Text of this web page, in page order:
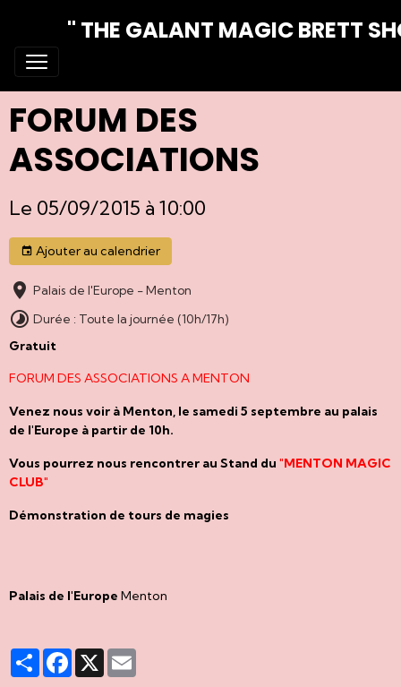
" THE GALANT MAGIC BRETT
FORUM DES
ASSOCIATIONS
Le 05/09/2015 à 10:00
Ajouter au calendrier
Palais de l'Europe - Menton
Durée : Toute la journée (10h/17h)
Gratuit
FORUM DES ASSOCIATIONS A MENTON
Venez nous voir à Menton, le samedi 5 septembre au palais
de l'Europe à partir de 10h.
Vous pourrez nous rencontrer au Stand du "MENTON MAGIC
CLUB"
Démonstration de tours de magies
Palais de l'Europe Menton
PartagerFacebook
X